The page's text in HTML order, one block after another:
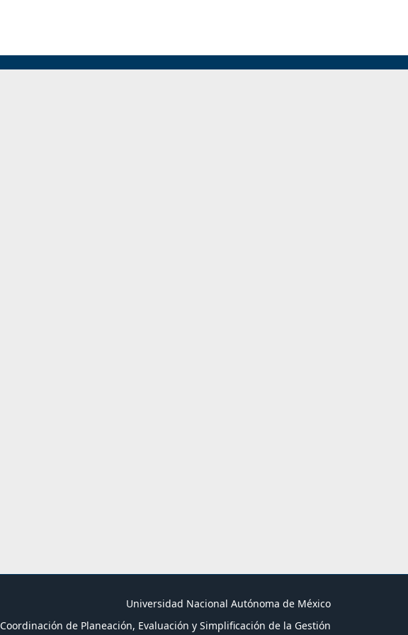
Universidad Nacional Autónoma de México
Coordinación de Planeación, Evaluación y Simplificación de la Gestión